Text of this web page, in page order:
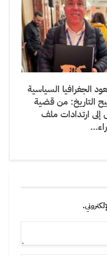
الجغرافيا السياسية
التاريخ: من قضية
إلى ارتدادات ملف